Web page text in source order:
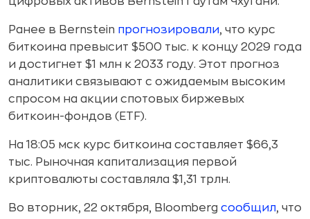
Ранее в Bernstein прогнозировали, что курс
биткоина превысит $500 тыс. к концу 2029 года
и достигнет $1 млн к 2033 году. Этот прогноз
аналитики связывают с ожидаемым высоким
спросом на акции спотовых биржевых
биткоин-фондов (ETF).
На 18:05 мск курс биткоина составляет $66,3
тыс. Рыночная капитализация первой
криптовалюты составляла $1,31 трлн.
Во вторник, 22 октября, Bloomberg сообщил, что